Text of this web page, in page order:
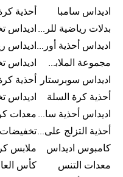
اديداس سامبا
بدلات رياضية للرجال اديداس
اديداس أحذية أورجينالز اديداس
مجموعة الملابس الرياضية
اديداس سوبرستار
أحذية
أحذية كرة السلة
اديداس أحذية سامبا للنساء معدات
أحذية التزلج على اللوح للرجال
كامبوس اديداس
ملابس
معدات التنس